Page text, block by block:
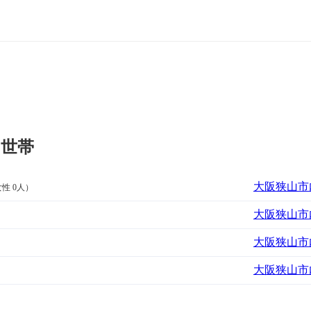
帯
0人） 大阪狭山市
大阪狭山市
大阪狭山市
大阪狭山市